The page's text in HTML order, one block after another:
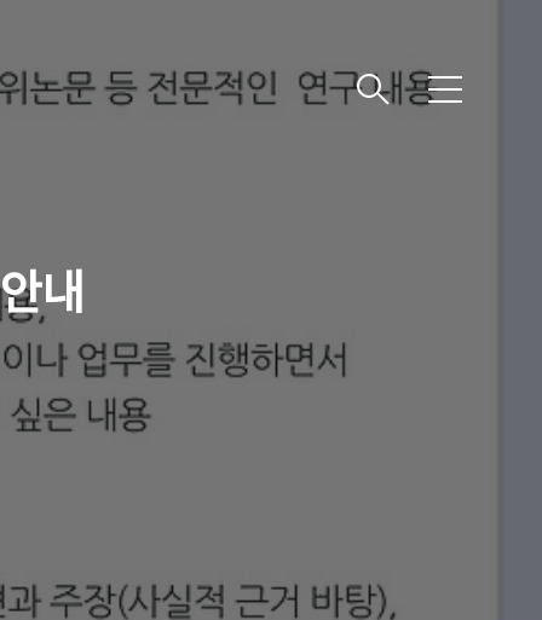
메
내